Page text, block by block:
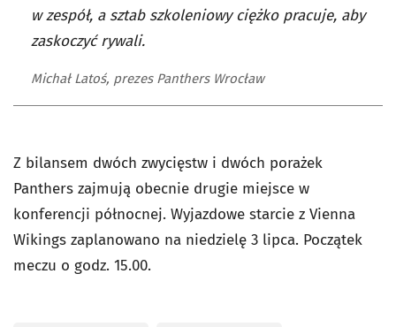
w zespół, a sztab szkoleniowy ciężko pracuje, aby
zaskoczyć rywali.
Michał Latoś, prezes Panthers Wrocław
Z bilansem dwóch zwycięstw i dwóch porażek
Panthers zajmują obecnie drugie miejsce w
konferencji północnej. Wyjazdowe starcie z Vienna
Wikings zaplanowano na niedzielę 3 lipca. Początek
meczu o godz. 15.00.